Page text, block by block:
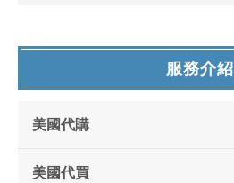
服務介紹
美國代購
美國代買